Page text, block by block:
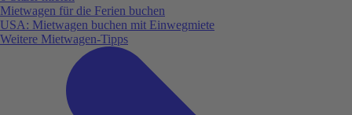
Mietwagen für die Ferien buchen
USA: Mietwagen buchen mit Einwegmiete
Weitere Mietwagen-Tipps